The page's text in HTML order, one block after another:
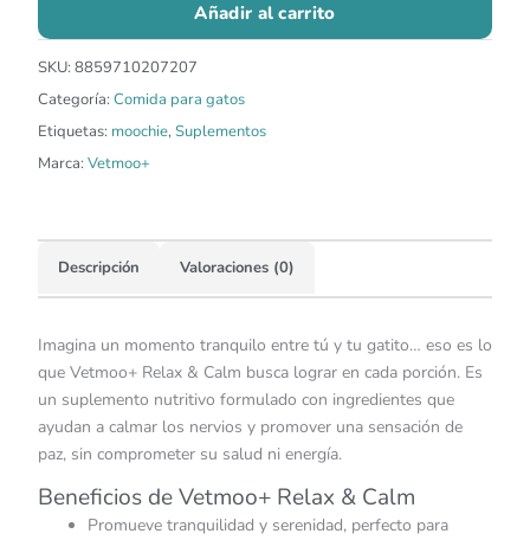
Añadir al carrito
SKU: 8859710207207
Categoría: Comida para gatos
Etiquetas: moochie,Suplementos
Marca: Vetmoo+
Descripción Valoraciones (0)
Imagina un momento tranquilo entre tú y tu gatito… eso es lo
que Vetmoo+ Relax & Calm busca lograr en cada porción. Es
un suplemento nutritivo formulado con ingredientes que
ayudan a calmar los nervios y promover una sensación de
paz, sin comprometer su salud ni energía.
Beneficios de Vetmoo+ Relax & Calm
Promueve tranquilidad y serenidad, perfecto para